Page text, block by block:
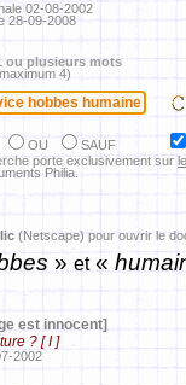
02-08-2002
28-09-2008
ou plusieurs mots
4)
OU
SAUF
porte exclusivement sur
Philia.
(Netscape) pour ouvrir le
» et«
est innocent]
? [ I ]
2002